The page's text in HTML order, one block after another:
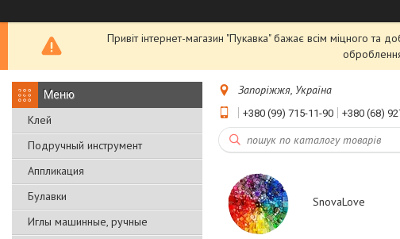
Привіт інтернет-магазин "Пукавка" бажає всім міцного та
Клей
Подручный инструмент
Аппликация
Булавки
Иглы машинные, ручные
Запоріжжя, Україна
+380 (99) 715-11-90 +380 (68)
SnovaLove